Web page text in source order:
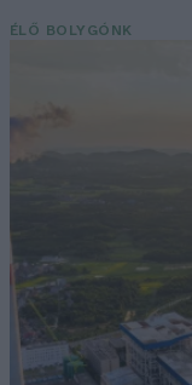
ÉLŐ BOLYGÓNK